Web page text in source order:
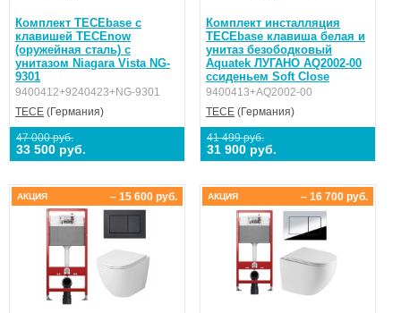
Комплект TECEbase с
клавишей ТЕСЕnow
(оружейная сталь) с
унитазом Niagara Vista NG-
9301
9400412+9240423+NG-9301
TECE (Германия)
47 000 руб.
33 500 руб.
Комплект инсталляция
TECEbase клавиша белая и
унитаз безободковый
Aquatek ЛУГАНО AQ2002-00
ссиденьем Soft Close
9400413+AQ2002-00
TECE (Германия)
41 499 руб.
31 900 руб.
– 15 600 руб.
АКЦИЯ – 16 700 руб.
АКЦИЯ